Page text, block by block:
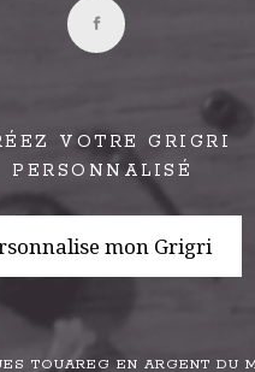
VOTRE GRIGRI
PERSONNALISÉ
mon Grigri
TOUAREG EN ARGENT DU